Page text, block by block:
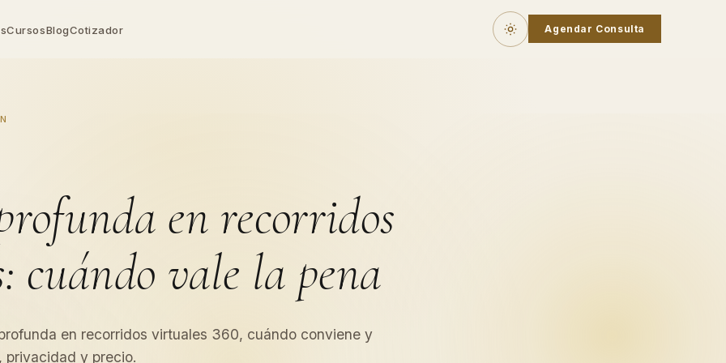
Web
mejor
Cursos
Maps y buscadores
BlogCotizador Agendar Consulta
en recorridos
cuándo vale la pena
en recorridos virtuales 360, cuándo conviene y
privacidad y precio.